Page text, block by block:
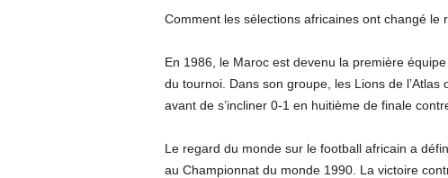
Comment les sélections africaines ont changé le
En 1986, le Maroc est devenu la première
du tournoi. Dans son groupe, les Lions de l’Atlas
avant de s’incliner 0-1 en huitième de finale
Le regard du monde sur le football africain a
au Championnat du monde 1990. La victoire